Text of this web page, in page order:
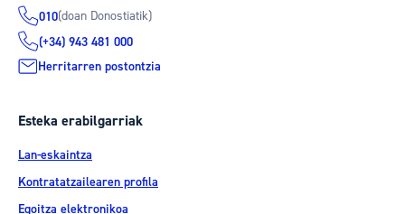
010(doan Donostiatik)
(+34) 943 481 000
Herritarren postontzia
Esteka erabilgarriak
Lan-eskaintza
Kontratatzailearen profila
Egoitza elektronikoa